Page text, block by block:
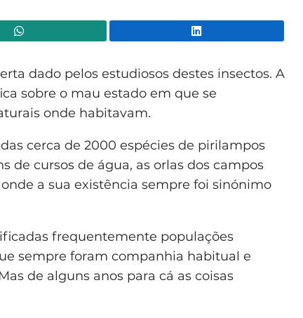
dado pelos estudiosos destes insectos. A
sobre o mau estado em que se
onde habitavam.
cerca de 2000 espécies de pirilampos
de cursos de água, as orlas dos campos
a sua existência sempre foi sinónimo
frequentemente populações
sempre foram companhia habitual e
de alguns anos para cá as coisas